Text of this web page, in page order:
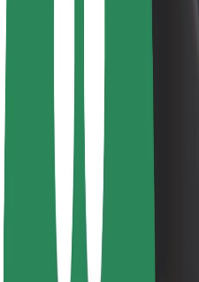
Trabajá con nosotros
Sostenibilidad en Bolt
Project Zero
Sala de prensa
Directrices de la marca
Misión